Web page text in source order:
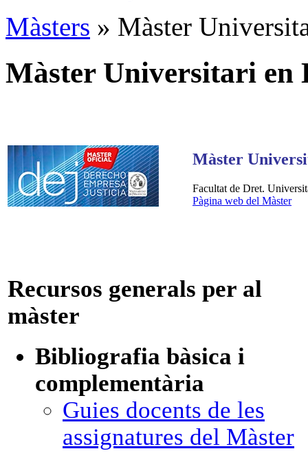
Màsters » Màster
Màster Universitari en
Màster
Facultat de Dret.
Pàgina web del Màster
Recursos generals per al
màster
Bibliografia bàsica i
complementària
Guies docents de les
assignatures del Màster